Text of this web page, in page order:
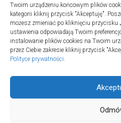
Twoim urządzeniu końcowym plików
kategorii kliknij przycisk "Akceptuję".
możesz zmieniać po kliknięciu przycisku
ustawienia odpowiadają Twoim
instalowanie plików cookies na Twoim
przez Ciebie zakresie kliknij przycisk
Polityce prywatności.
szpitalach
20 lipca 2025
Aktywność © 2026.